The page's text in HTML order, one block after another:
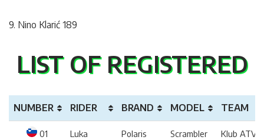
9. Nino Klarić 189
LIST OF REGISTERED
NUMBER RIDER BRAND MODEL TEAM
01
Luka
Polaris
Scrambler
Klub ATV